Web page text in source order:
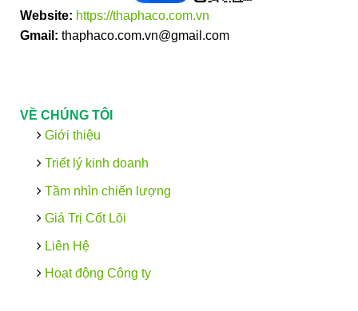
Website: https://thaphaco.com.vn
Gmail: thaphaco.com.vn@gmail.com
VỀ CHÚNG TÔI
Giới thiệu
Triết lý kinh doanh
Tầm nhìn chiến lượng
Giá Trị Cốt Lõi
Liên Hệ
Hoạt động Công ty